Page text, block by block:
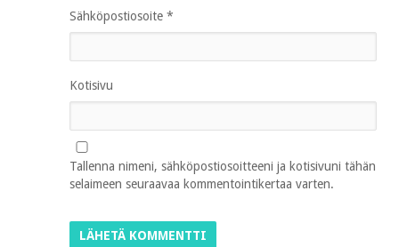
Sähköpostiosoite *
Kotisivu
Tallenna nimeni, sähköpostiosoitteeni ja kotisivuni tähän
selaimeen seuraavaa kommentointikertaa varten.